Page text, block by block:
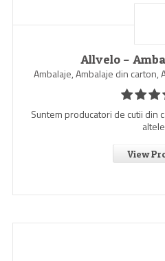
Allvelo –
Ambalaje, Ambalaje din carton,
Suntem producatori de cutii din
View